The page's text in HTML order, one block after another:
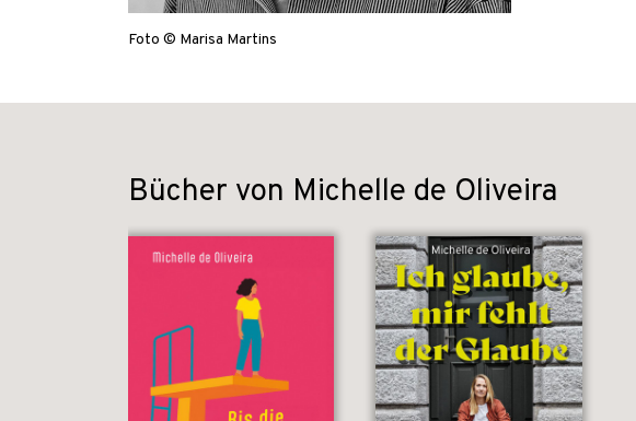
Foto © Marisa Martins
Bücher von Michelle de Oliveira